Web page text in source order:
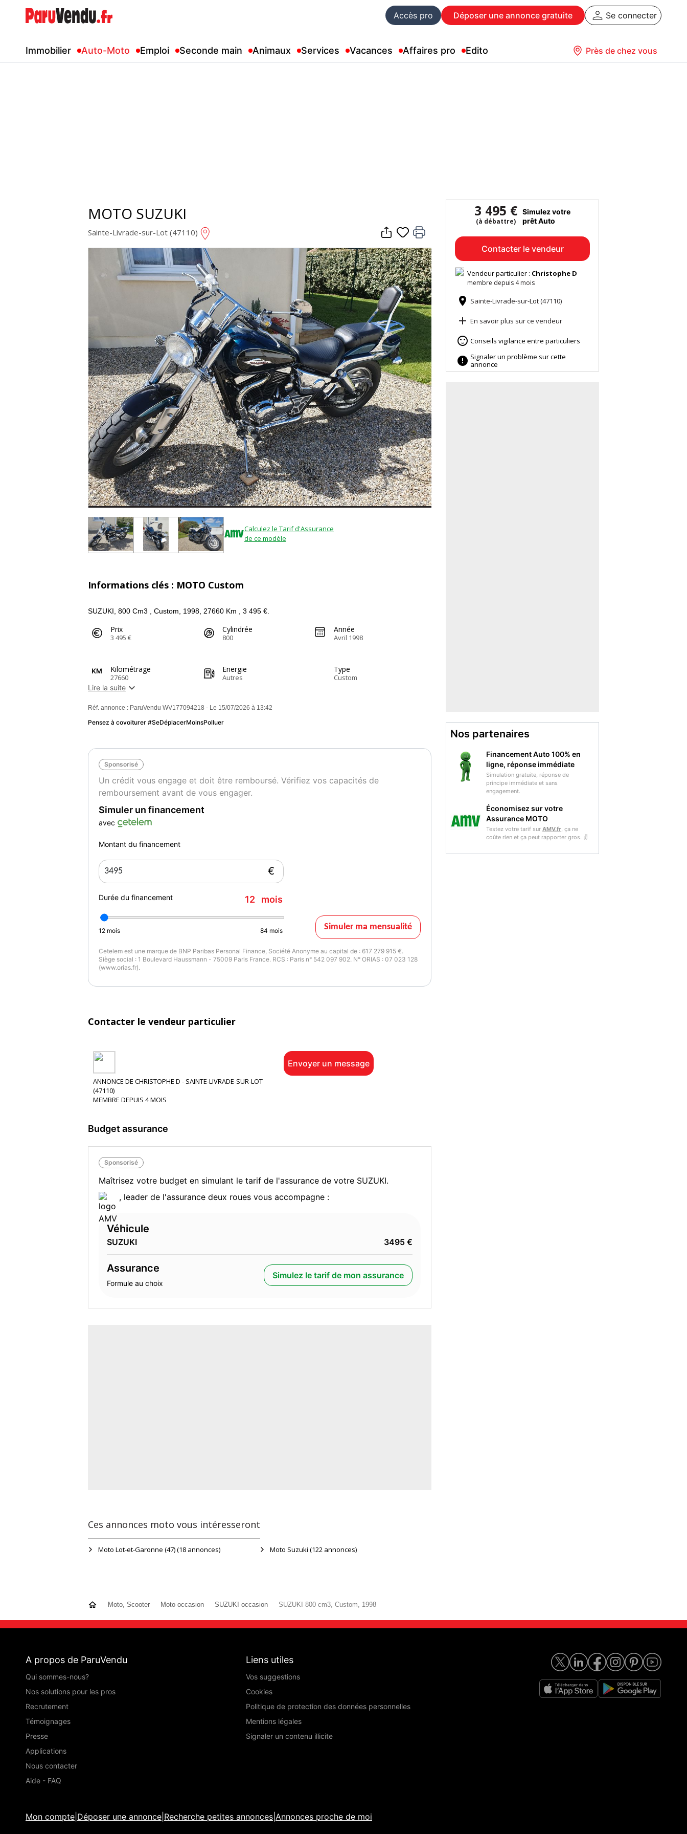
Accès pro Déposer une annonce gratuite Se connecter
Immobilier Auto-Moto Emploi Seconde main Animaux Services Vacances Affaires pro Edito Près de chez vous
MOTO SUZUKI
Sainte-Livrade-sur-Lot (47110)
Calculez le Tarif d'Assurance
de ce modèle
Informations clés : MOTO Custom
SUZUKI, 800 Cm3 , Custom, 1998, 27660 Km , 3 495 €.
Prix
3 495 €
Cylindrée
800
Année
Avril 1998
Kilométrage
27660
Energie
Autres
Type
Custom
Puissance fiscale
8
Lire la suite 
Réf. annonce : ParuVendu WV177094218 - Le 15/07/2026 à 13:42
Pensez à covoiturer #SeDéplacerMoinsPolluer
Sponsorisé
Un crédit vous engage et doit être remboursé. Vérifiez vos capacités de
remboursement avant de vous engager.
Simuler un financement
avec
Montant du financement
€
Durée du financement 12 mois
12 mois 84 mois Simuler ma mensualité
Cetelem est une marque de BNP Paribas Personal Finance, Société Anonyme au capital de : 617 279 915 €.
Siège social : 1 Boulevard Haussmann - 75009 Paris France. RCS : Paris n° 542 097 902. N° ORIAS : 07 023 128
(www.orias.fr).
Contacter le vendeur particulier
ANNONCE DE CHRISTOPHE D - SAINTE-LIVRADE-SUR-LOT
(47110)
MEMBRE DEPUIS 4 MOIS
Envoyer un message
Budget assurance
Sponsorisé
Maîtrisez votre budget en simulant le tarif de l'assurance de votre SUZUKI.
, leader de l'assurance deux roues vous accompagne :
Véhicule
SUZUKI 3495 €
Assurance
Formule au choix
Simulez le tarif de mon assurance
Ces annonces moto vous intéresseront
Moto Lot-et-Garonne (47)(18 annonces) Moto Suzuki (122 annonces)
3 495 €
(à débattre)
Simulez votre
prêt Auto
Contacter le vendeur
Vendeur particulier : Christophe D
membre depuis 4 mois
 Sainte-Livrade-sur-Lot (47110)
 En savoir plus sur ce vendeur
 Conseils vigilance entre particuliers
 Signaler un problème sur cette
annonce
Nos partenaires
Financement Auto 100% en
ligne, réponse immédiate
Simulation gratuite, réponse de
principe immédiate et sans
engagement.
Économisez sur votre
Assurance MOTO
Testez votre tarif sur AMV.fr, ça ne
coûte rien et ça peut rapporter gros. ✌️
Moto, Scooter Moto occasion SUZUKI occasion SUZUKI 800 cm3, Custom, 1998
A propos de ParuVendu
Qui sommes-nous?
Nos solutions pour les pros
Recrutement
Témoignages
Presse
Applications
Nous contacter
Aide - FAQ
Liens utiles
Vos suggestions
Cookies
Politique de protection des données personnelles
Mentions légales
Signaler un contenu illicite
Mon compte Déposer une annonce Recherche petites annonces Annonces proche de moi